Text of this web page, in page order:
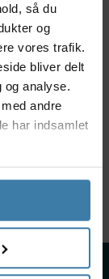
så du
og
vores trafik.
bliver delt
og analyse.
andre
har indsamlet
Lejet
er også